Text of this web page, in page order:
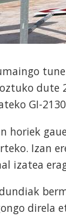
dute
GI-
horiek
Izan
izatea
direla